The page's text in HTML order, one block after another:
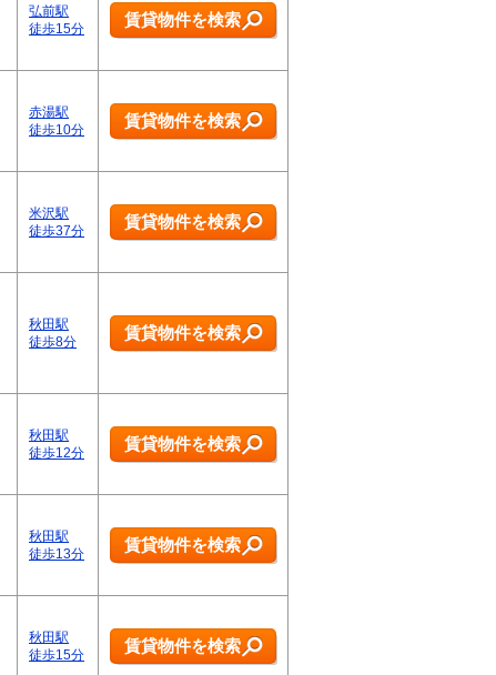
弘前駅
徒歩15分
賃貸物件を検索
赤湯駅
徒歩10分
賃貸物件を検索
米沢駅
徒歩37分
賃貸物件を検索
秋田駅
徒歩8分
賃貸物件を検索
秋田駅
徒歩12分
賃貸物件を検索
秋田駅
徒歩13分
賃貸物件を検索
秋田駅
徒歩15分
賃貸物件を検索